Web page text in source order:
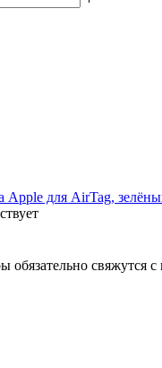
Apple для AirTag,
свяжутся с